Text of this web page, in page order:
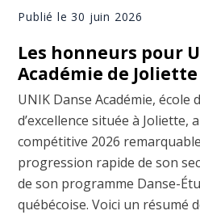
Publié le 30 juin 2026
Les honneurs pour
Académie de Joliette
UNIK Danse Académie, école
d’excellence située à Joliette,
compétitive 2026
progression rapide de son
de son programme Danse-
québécoise. Voici un résumé